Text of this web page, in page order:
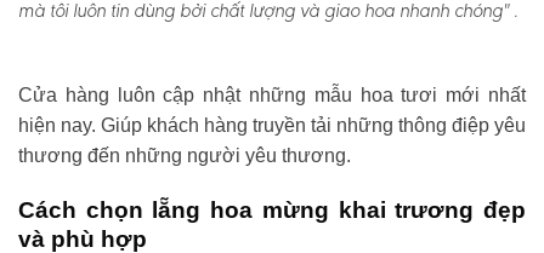
mà tôi luôn tin dùng bởi chất lượng và giao hoa nhanh chóng" .
Cửa hàng luôn cập nhật những mẫu hoa tươi mới nhất
hiện nay. Giúp khách hàng truyền tải những thông điệp yêu
thương đến những người yêu thương.
Cách chọn lẵng hoa mừng khai trương đẹp
và phù hợp